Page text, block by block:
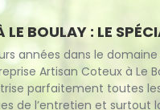
LE BOULAY : LE
années dans le domaine
Artisan Coteux à Le
parfaitement toutes
de l’entretien et surtout